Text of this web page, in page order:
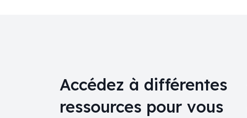
Accédez à différentes
ressources pour vous